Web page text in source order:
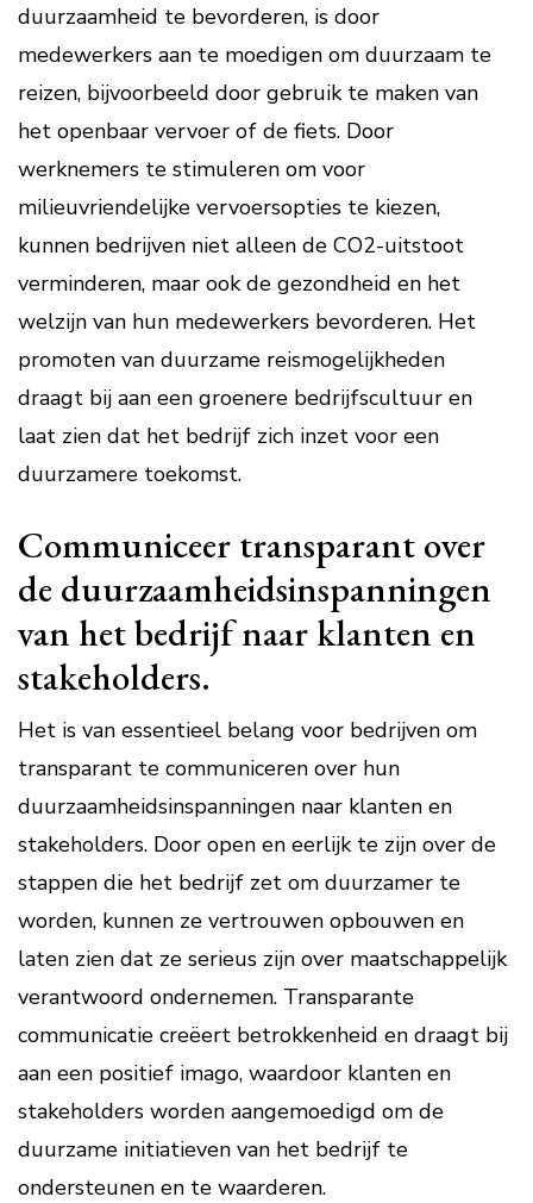
duurzaamheid te bevorderen, is door
medewerkers aan te moedigen om duurzaam te
reizen, bijvoorbeeld door gebruik te maken van
het openbaar vervoer of de fiets. Door
werknemers te stimuleren om voor
milieuvriendelijke vervoersopties te kiezen,
kunnen bedrijven niet alleen de CO2-uitstoot
verminderen, maar ook de gezondheid en het
welzijn van hun medewerkers bevorderen. Het
promoten van duurzame reismogelijkheden
draagt bij aan een groenere bedrijfscultuur en
laat zien dat het bedrijf zich inzet voor een
duurzamere toekomst.
Communiceer transparant over
de duurzaamheidsinspanningen
van het bedrijf naar klanten en
stakeholders.
Het is van essentieel belang voor bedrijven om
transparant te communiceren over hun
duurzaamheidsinspanningen naar klanten en
stakeholders. Door open en eerlijk te zijn over de
stappen die het bedrijf zet om duurzamer te
worden, kunnen ze vertrouwen opbouwen en
laten zien dat ze serieus zijn over maatschappelijk
verantwoord ondernemen. Transparante
communicatie creëert betrokkenheid en draagt bij
aan een positief imago, waardoor klanten en
stakeholders worden aangemoedigd om de
duurzame initiatieven van het bedrijf te
ondersteunen en te waarderen.